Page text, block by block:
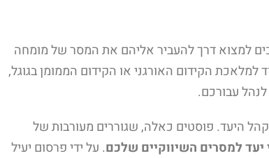
למצוא דרך להעביר אליהם את המסר של מומחה
למלאכת הקידום האורגני או הקידום הממומן בגוגל,
עבורכם.
היעד. פוסטים כאלה, שגוררים מעורבות של
למסרים השיווקיים שלכם. על ידי פרסום יעיל